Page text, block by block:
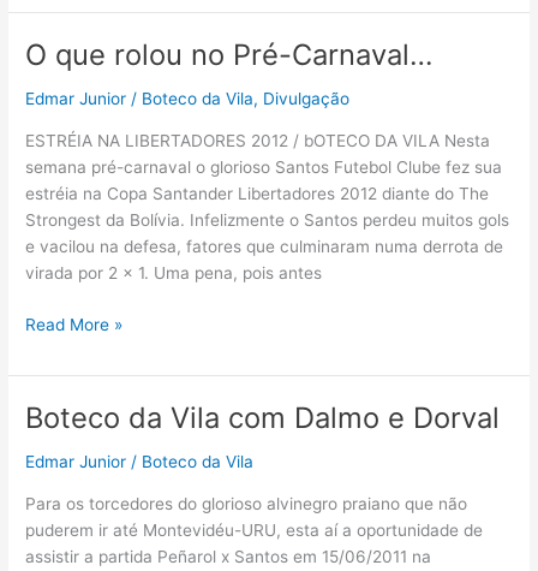
Centenário
O
que
no
1º
dia…
O que rolou no Pré-Carnaval…
Edmar Junior/ Boteco da Vila, Divulgação
ESTRÉIA NA LIBERTADORES 2012 / bOTECO DA VILA Nesta
semana pré-carnaval o glorioso Santos Futebol Clube fez sua
estréia na Copa Santander Libertadores 2012 diante do The
Strongest da Bolívia. Infelizmente o Santos perdeu muitos gols
e vacilou na defesa, fatores que culminaram numa derrota de
virada por 2 x 1. Uma pena, pois antes
O
rolou
no
Pré-
Carnaval…
Read More »
Boteco da Vila com Dalmo e Dorval
Edmar Junior/ Boteco da Vila
Para os torcedores do glorioso alvinegro praiano que não
puderem ir até Montevidéu-URU, esta aí a oportunidade de
assistir a partida Peñarol x Santos em 15/06/2011 na